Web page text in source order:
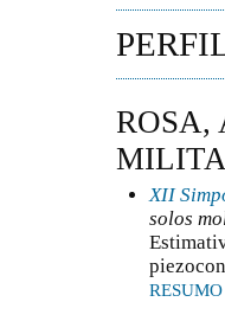
ROSA,
XII
solos
RESUMO